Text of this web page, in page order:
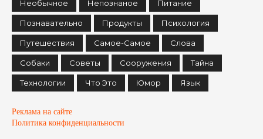
Необычное Непознаное Питание
Познавательно Продукты Психология
Путешествия Самое-Самое Слова
Собаки Советы Сооружения Тайна
Технологии Что Это Юмор Язык
Реклама на сайте
Политика конфиденциальности